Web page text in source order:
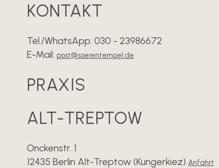
KONTAKT
Tel./WhatsApp: 030 - 23986672
E-Mail: post@soerentempel.de
PRAXIS
ALT-TREPTOW
Onckenstr. 1
12435 Berlin Alt-Treptow (Kungerkiez) Anfahrt